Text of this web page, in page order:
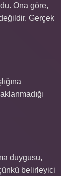
Ona göre,
Gerçek
duygusu,
belirleyici